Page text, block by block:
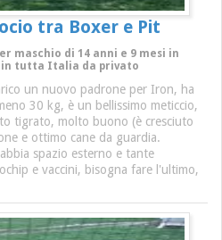
tra Boxer e Pit
maschio di 14 anni e 9 mesi in
in tutta Italia da privato
un nuovo padrone per Iron, ha
30 kg, è un bellissimo meticcio,
tigrato, molto buono (è cresciuto
e ottimo cane da guardia.
spazio esterno e tante
e vaccini, bisogna fare l'ultimo,